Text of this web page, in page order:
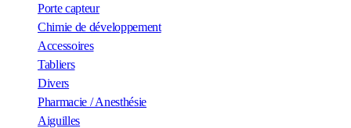
Porte capteur
Chimie de développement
Accessoires
Tabliers
Divers
Pharmacie / Anesthésie
Aiguilles